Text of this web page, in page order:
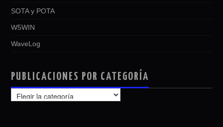
SOTA y POTA
W5WIN
WaveLog
PUBLICACIONES POR CATEGORÍA
PUBLICACIONES
POR